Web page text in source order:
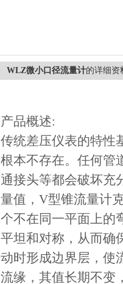
WLZ微小口径流量计的详细资
产品概述:
传统差压仪表的特性
根本不存在。任何管
通接头等都会破坏充
量值，V型锥流量计
个不在同一平面上的
平坦和对称，从而确
动时形成边界层，使
流缘，其值长期不变